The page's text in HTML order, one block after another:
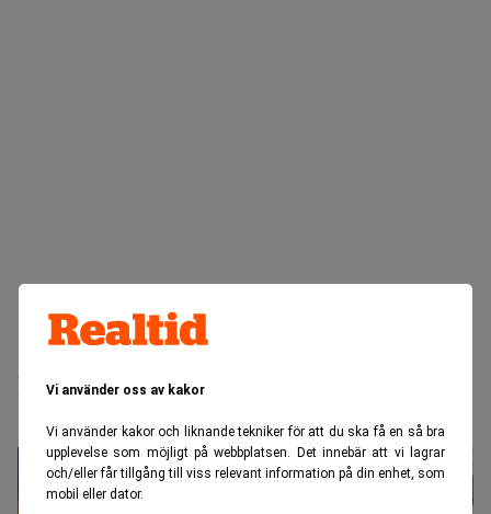
Vi använder oss av kakor
Vi använder kakor och liknande tekniker för att du ska få en så bra
upplevelse som möjligt på webbplatsen. Det innebär att vi lagrar
och/eller får tillgång till viss relevant information på din enhet, som
mobil eller dator.
Realtid.se Makro
Metallen som hotar USA:s försvar:
”Tillverkas inte längre i landet”